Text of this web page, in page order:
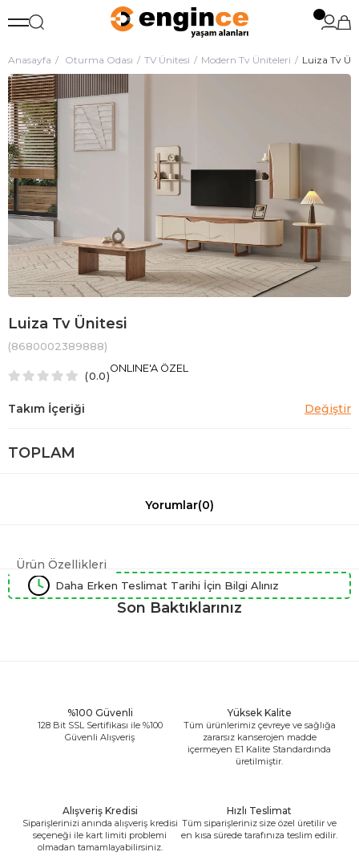
Anasayfa Oturma Odası TV Ünitesi Modern Tv Üniteleri Luiza Tv
Luiza Tv Ünitesi
(8680002389888)
0.0
ONLINE'A ÖZEL
TOPLAM
Yorumlar(0)
Ürün Özellikleri
Daha Erken Teslimat Tarihi İçin Bilgi Alınız
Son Baktıklarınız
%100 Güvenli
128 Bit SSL Sertifikası ile %100
Güvenli Alışveriş
Yüksek Kalite
Tüm ürünlerimiz çevreye ve sağlığa
zararsız kanserojen madde
içermeyen E1 Kalite Standardında
üretilmiştir.
Alışveriş Kredisi
Siparişlerinizi anında alışveriş kredisi
seçeneği ile kart limiti problemi
olmadan tamamlayabilirsiniz.
Hızlı Teslimat
Tüm siparişleriniz size özel üretilir ve
en kısa sürede tarafınıza teslim edilir.